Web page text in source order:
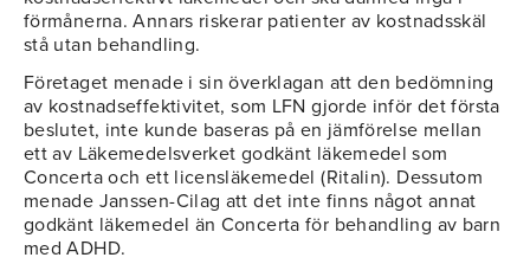
förmånerna. Annars riskerar patienter av kostnadsskäl
stå utan behandling.
Företaget menade i sin överklagan att den bedömning
av kostnadseffektivitet, som LFN gjorde inför det första
beslutet, inte kunde baseras på en jämförelse mellan
ett av Läkemedelsverket godkänt läkemedel som
Concerta och ett licensläkemedel (Ritalin). Dessutom
menade Janssen-Cilag att det inte finns något annat
godkänt läkemedel än Concerta för behandling av barn
med ADHD.